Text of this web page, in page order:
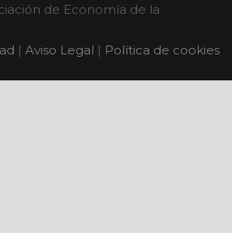
de Economía de la
| Aviso Legal | Política de cookies